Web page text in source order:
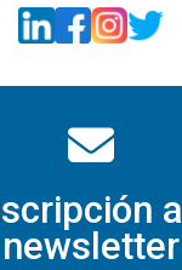
newsletter